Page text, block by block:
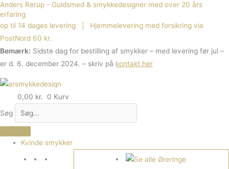
Gå
til
indholdet
Anders Rerup - Guldsmed & smykkedesigner med over 20 års
erfaring
op til 14 dages levering | Hjemmelevering med forsikring via
PostNord 60 kr.
Bemærk: Sidste dag for bestilling af smykker – med levering før jul –
er d. 6. december 2024. – skriv på kontakt her
0,00 kr. 0 Kurv
Søg
Kvinde smykker